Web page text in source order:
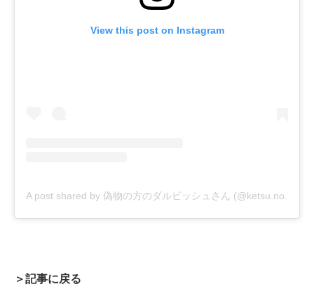
View this post on Instagram
A post shared by 偽物の方のダルビッシュさん
＞記事に戻る